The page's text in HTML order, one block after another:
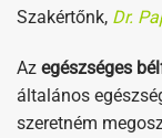
Szakértőnk, Dr.
Az egészséges
általános
szeretném